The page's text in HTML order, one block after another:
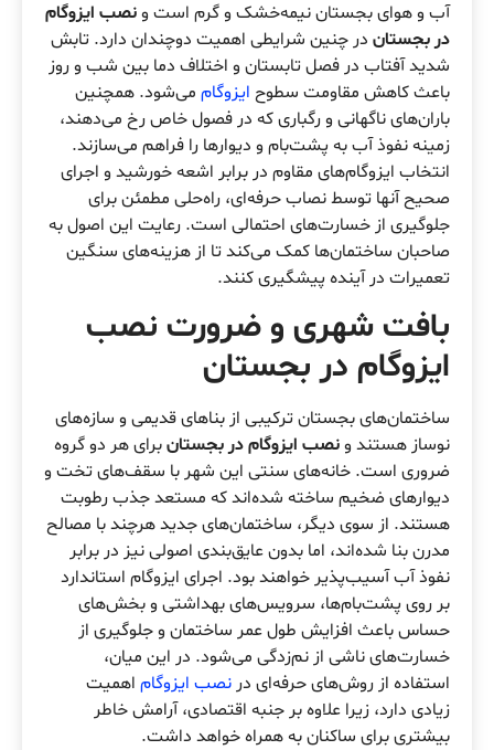
آب و هوای بجستان نیمه‌خشک و گرم است ونصب ایزوگام
در بجستان در چنین شرایطی اهمیت دوچندان دارد. تابش
شدید آفتاب در فصل تابستان و اختلاف دما بین شب و روز
باعث کاهش مقاومت سطوح ایزوگام می‌شود. همچنین
باران‌های ناگهانی و رگباری که در فصول خاص رخ می‌دهند،
زمینه نفوذ آب به پشت‌بام و دیوارها را فراهم می‌سازند.
انتخاب ایزوگام‌های مقاوم در برابر اشعه خورشید و اجرای
صحیح آنها توسط نصاب حرفه‌ای، راه‌حلی مطمئن برای
جلوگیری از خسارت‌های احتمالی است. رعایت این اصول به
صاحبان ساختمان‌ها کمک می‌کند تا از هزینه‌های سنگین
تعمیرات در آینده پیشگیری کنند.
بافت شهری و ضرورت نصب
ایزوگام در بجستان
ساختمان‌های بجستان ترکیبی از بناهای قدیمی و سازه‌های
نوساز هستند ونصب ایزوگام در بجستانبرای هر دو گروه
ضروری است. خانه‌های سنتی این شهر با سقف‌های تخت و
دیوارهای ضخیم ساخته شده‌اند که مستعد جذب رطوبت
هستند. از سوی دیگر، ساختمان‌های جدید هرچند با مصالح
مدرن بنا شده‌اند، اما بدون عایق‌بندی اصولی نیز در برابر
نفوذ آب آسیب‌پذیر خواهند بود. اجرای ایزوگام استاندارد
بر روی پشت‌بام‌ها، سرویس‌های بهداشتی و بخش‌های
حساس باعث افزایش طول عمر ساختمان و جلوگیری از
خسارت‌های ناشی از نم‌زدگی می‌شود. در این میان،
استفاده از روش‌های حرفه‌ای در نصب ایزوگام اهمیت
زیادی دارد، زیرا علاوه بر جنبه اقتصادی، آرامش خاطر
بیشتری برای ساکنان به همراه خواهد داشت.